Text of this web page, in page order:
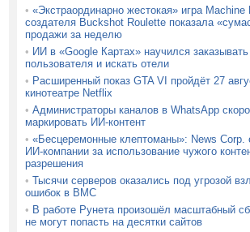
• «Экстраординарно жестокая» игра Machine
создателя Buckshot Roulette показала
продажи за неделю
• ИИ в «Google Картах» научился
пользователя и искать отели
• Расширенный показ GTA VI пройдёт 27
кинотеатре Netflix
• Администраторы каналов в WhatsApp
маркировать ИИ-контент
• «Бесцеремонные клептоманы»: News Corp.
ИИ-компании за использование чужого
разрешения
• Тысячи серверов оказались под угрозой
ошибок в BMC
• В работе Рунета произошёл масштабный
не могут попасть на десятки сайтов